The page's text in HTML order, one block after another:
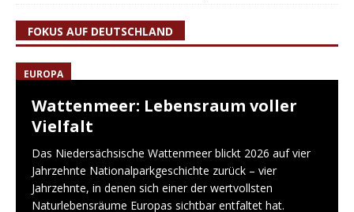
FOKUS AUF DEUTSCHLAND
EUROPA
Wattenmeer: Lebensraum voller
Vielfalt
Das Niedersächsische Wattenmeer blickt 2026 auf vier
Jahrzehnte Nationalparkgeschichte zurück – vier
Jahrzehnte, in denen sich einer der wertvollsten
Naturlebensräume Europas sichtbar entfaltet hat.